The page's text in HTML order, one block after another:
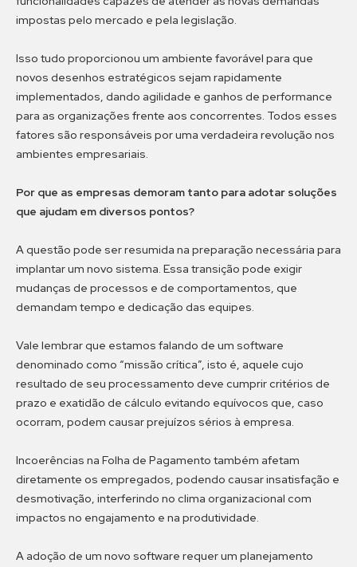
impostas pelo mercado e pela legislação.
Isso tudo proporcionou um ambiente favorável para que
novos desenhos estratégicos sejam rapidamente
implementados, dando agilidade e ganhos de performance
para as organizações frente aos concorrentes. Todos esses
fatores são responsáveis por uma verdadeira revolução nos
ambientes empresariais.
Por que as empresas demoram tanto para adotar soluções
que ajudam em diversos pontos?
A questão pode ser resumida na preparação necessária para
implantar um novo sistema. Essa transição pode exigir
mudanças de processos e de comportamentos, que
demandam tempo e dedicação das equipes.
Vale lembrar que estamos falando de um software
denominado como “missão crítica”, isto é, aquele cujo
resultado de seu processamento deve cumprir critérios de
prazo e exatidão de cálculo evitando equívocos que, caso
ocorram, podem causar prejuízos sérios à empresa.
Incoerências na Folha de Pagamento também afetam
diretamente os empregados, podendo causar insatisfação e
desmotivação, interferindo no clima organizacional com
impactos no engajamento e na produtividade.
A adoção de um novo software requer um planejamento